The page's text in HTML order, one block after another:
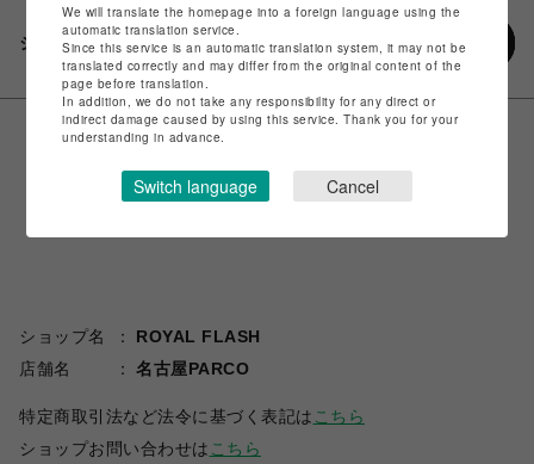
シェアする
ショップ名
ROYAL FLASH
店舗名
名古屋PARCO
特定商取引法など法令に基づく表記は こちら
ショップお問い合わせは こちら
We will translate the homepage into a foreign language using the
automatic translation service.
Since this service is an automatic translation system, it may not be
translated correctly and may differ from the original content of the
page before translation.
In addition, we do not take any responsibility for any direct or
indirect damage caused by using this service. Thank you for your
understanding in advance.
Switch language Cancel